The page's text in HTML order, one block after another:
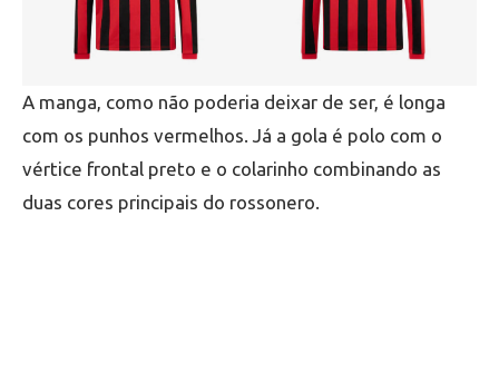
A manga, como não poderia deixar de ser, é longa
com os punhos vermelhos. Já a gola é polo com o
vértice frontal preto e o colarinho combinando as
duas cores principais do rossonero.